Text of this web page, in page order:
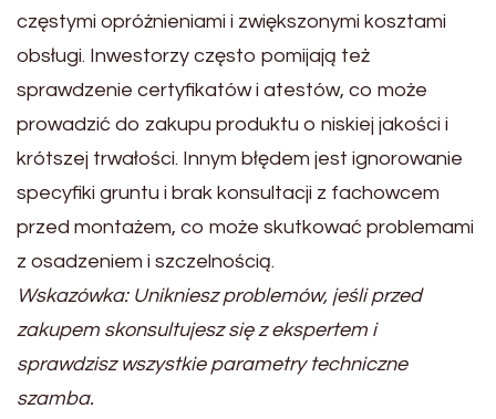
częstymi opróżnieniami i zwiększonymi kosztami
obsługi. Inwestorzy często pomijają też
sprawdzenie certyfikatów i atestów, co może
prowadzić do zakupu produktu o niskiej jakości i
krótszej trwałości. Innym błędem jest ignorowanie
specyfiki gruntu i brak konsultacji z fachowcem
przed montażem, co może skutkować problemami
z osadzeniem i szczelnością.
Wskazówka: Unikniesz problemów, jeśli przed
zakupem skonsultujesz się z ekspertem i
sprawdzisz wszystkie parametry techniczne
szamba.